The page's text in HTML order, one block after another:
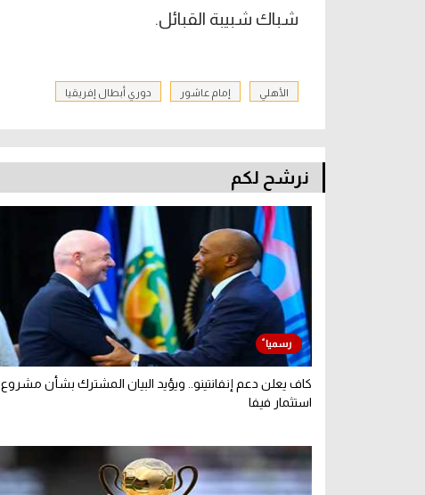
شباك شبيبة القبائل.
الأهلي إمام عاشور دوري أبطال إفريقيا
نرشح لكم
كاف يعلن دعم إنفانتينو.. ويؤيد البيان المشترك بشأن مشروع
استثمار فيفا